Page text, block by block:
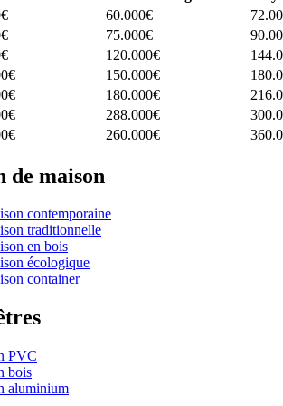
60.000€
75.000€
120.000€
150.000€
180.000€
288.000€
260.000€
de maison
contemporaine
traditionnelle
en bois
écologique
container
PVC
bois
aluminium